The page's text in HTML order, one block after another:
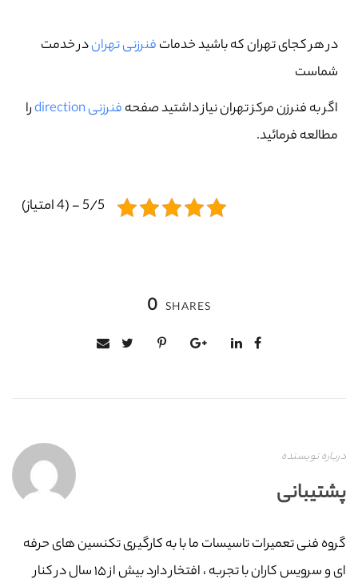
در هر کجای تهران که باشید خدماتفنرزنی تهراندر خدمت
شماست
اگر به فنرزن مرکز تهران نیاز داشتید صفحهفنرزنی direction
را
مطالعه فرمائید.
5/5 - (4 امتیاز)
0 SHARES
درباره نویسنده
پشتیبانی
گروه فنی تعمیرات تاسیسات ما با به‌ کارگیری تکنسین های حرفه
ای و سرویس کاران با تجربه ، افتخار دارد بیش از ۱۵ سال در کنار